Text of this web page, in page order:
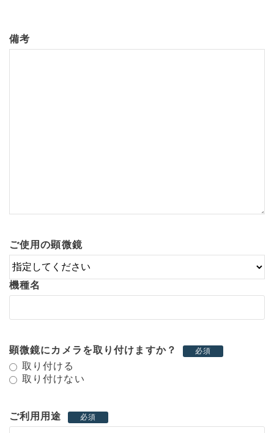
備考
ご使用の顕微鏡
機種名
顕微鏡にカメラを取り付けますか？ 必須
取り付ける
取り付けない
ご利用用途 必須